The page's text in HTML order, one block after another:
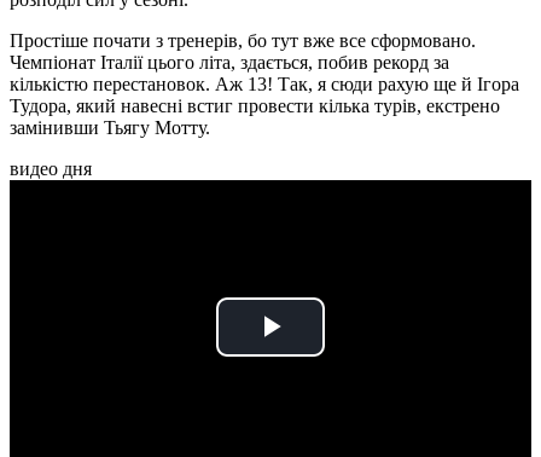
Простіше почати з тренерів, бо тут вже все сформовано.
Чемпіонат Італії цього літа, здається, побив рекорд за
кількістю перестановок. Аж 13! Так, я сюди рахую ще й Ігора
Тудора, який навесні встиг провести кілька турів, екстрено
замінивши Тьягу Мотту.
видео дня
Play